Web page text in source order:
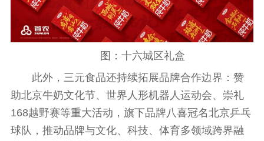
图：十六城区礼盒
此外，三元食品还持续拓展品牌合作边界：赞
助北京牛奶文化节、世界人形机器人运动会、崇礼
168越野赛等重大活动，旗下品牌八喜冠名北京乒乓
球队，推动品牌与文化、科技、体育多领域跨界融